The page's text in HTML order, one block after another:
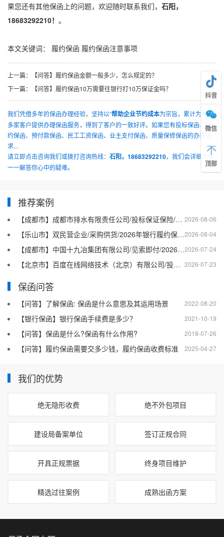
果您还有其他保函上的问题，欢迎随时联系我们， 石阳，
18683292210！ 。
本文关键词： 履约保函 履约保函注意事项
上一篇：
【问答】履约保函金额一般多少，怎么规定的？
下一篇：
【问答】履约保函10万需要往银行打10万保证金吗？
我们凭借多年的保函办理经验，坚持以“帮助企业节约成本为宗旨，累计为4000
多家客户提供办理保函服务，得到了客户的一致好评。如果您有投标保函、履
约保函、预付款保函、民工工资保函、业主支付保函、质量保修保函的办理需
求...
请立即点击咨询我们或拨打咨询热线： 石阳，18683292210，我们会详细为你
一一解答你心中的疑难。
推荐案例
2026-08-06
【成都市】成都市排水有限责任公司/投标保证保险/2026银行投标保函十三
2026-08-04
【乐山市】双民营企业/采购供货/2026年银行履约保函四十二
2026-07-24
【成都市】中国十九冶集团有限公司/见索即付/2026年银行履约保函四十一
2026-07-23
【北京市】百度在线网络技术（北京）有限公司/投标保函/2026银行投标保函十二
保函问答
2022-08-20
【问答】了解保函: 保函是什么意思及其运用场景
2021-10-19
【银行保函】银行保函手续费是多少？
2018-07-26
【问答】保函是什么?保函有什么作用?
2025-04-27
【问答】履约保函需要交多少钱，履约保函收费标准
我们的优势
绝无隐形收费 绝不外包项目
建设局备案单位 签订正规合同
开具正规票据 终身项目维护
精选过往案例 成熟出函方案
抖音
微信
顶部